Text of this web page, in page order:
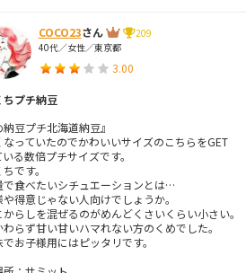
COCO23さん
209
40代／女性／東京都
3.00
ちプチ納豆
納豆プチ北海道納豆』
なっていたのでかわいいサイズのこちらをGET
る数倍プチサイズです。
です。
で食べたいシチュエーションとは…
や得意じゃない人向けでしょうか。
からしを混ぜるのがめんどくさいくらい小さい。
らず甘い甘いハマれない方のくめでした。
お子様用にはピッタリです。